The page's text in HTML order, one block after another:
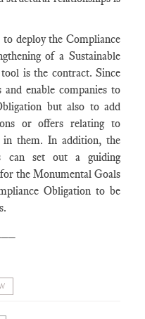
deploy the Compliance
of a Sustainable
is the contract. Since
enable companies to
but also to add
or offers relating to
them. In addition, the
can set out a guiding
the Monumental Goals
Obligation to be